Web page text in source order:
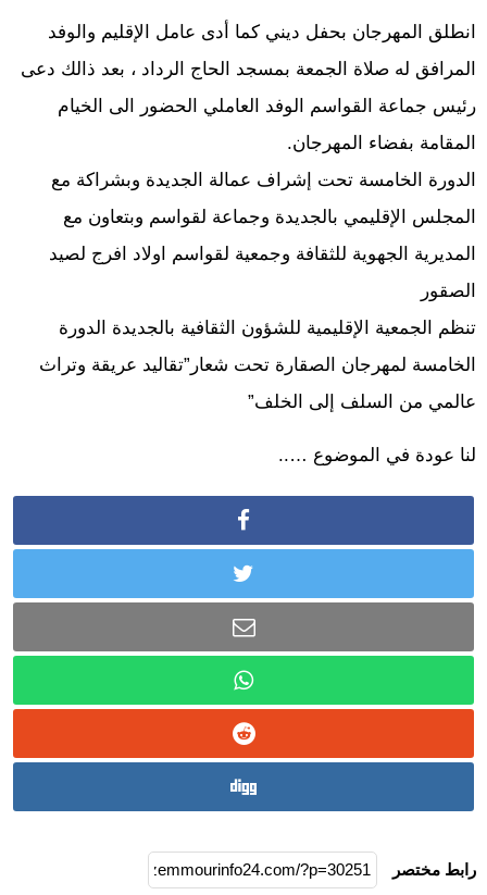
انطلق المهرجان بحفل ديني كما أدى عامل الإقليم والوفد
المرافق له صلاة الجمعة بمسجد الحاج الرداد ، بعد ذالك دعى
رئيس جماعة القواسم الوفد العاملي الحضور الى الخيام
المقامة بفضاء المهرجان.
الدورة الخامسة تحت إشراف عمالة الجديدة وبشراكة مع
المجلس الإقليمي بالجديدة وجماعة لقواسم وبتعاون مع
المديرية الجهوية للثقافة وجمعية لقواسم اولاد افرج لصيد
الصقور
تنظم الجمعية الإقليمية للشؤون الثقافية بالجديدة الدورة
الخامسة لمهرجان الصقارة تحت شعار”تقاليد عريقة وتراث
عالمي من السلف إلى الخلف”
لنا عودة في الموضوع …..
رابط مختصر